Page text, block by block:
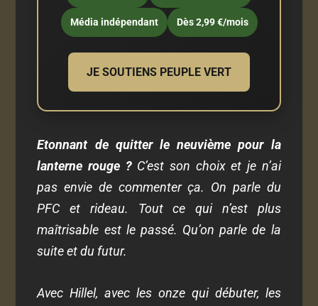
Média indépendant Dès 2,99 €/mois
JE SOUTIENS PEUPLE VERT
Etonnant de quitter le neuvième pour la
lanterne rouge ? C’est son choix et je n’ai
pas envie de commenter ça. On parle du
PFC et rideau. Tout ce qui n’est plus
maîtrisable est le passé. Qu’on parle de la
suite et du futur.
Avec Hillel, avec les onze qui débuter, les